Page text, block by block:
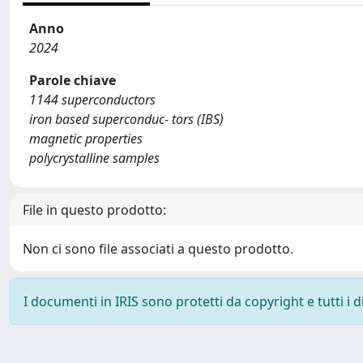
Anno
2024
Parole chiave
1144 superconductors
iron based superconduc- tors (IBS)
magnetic properties
polycrystalline samples
File in questo prodotto:
Non ci sono file associati a questo prodotto.
I documenti in IRIS sono protetti da copyright e tutti i